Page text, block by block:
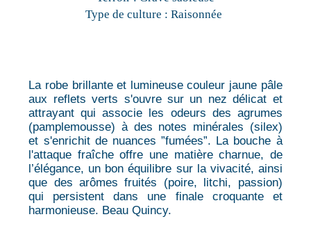
Type de culture : Raisonnée
La robe brillante et lumineuse couleur jaune pâle
aux reflets verts s'ouvre sur un nez délicat et
attrayant qui associe les odeurs des agrumes
(pamplemousse) à des notes minérales (silex)
et s'enrichit de nuances ”fumées”. La bouche à
l'attaque fraîche offre une matière charnue, de
l’élégance, un bon équilibre sur la vivacité, ainsi
que des arômes fruités (poire, litchi, passion)
qui persistent dans une finale croquante et
harmonieuse. Beau Quincy.